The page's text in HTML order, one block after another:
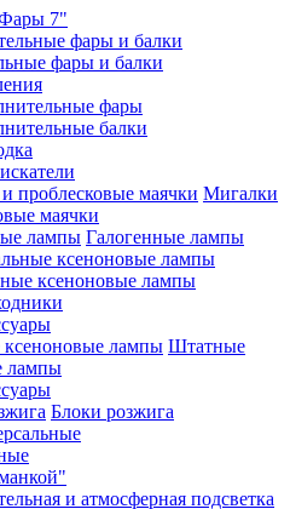
7"
фары и балки
фары
балки
Мигалки
маячки
Галогенные лампы
ксеноновые лампы
Штатные
лампы
Блоки розжига